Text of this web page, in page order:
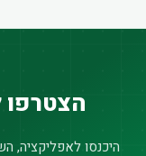
הצטרפו
היכנסו לאפליקציה,